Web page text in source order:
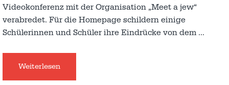
Videokonferenz mit der Organisation „Meet a jew“
verabredet. Für die Homepage schildern einige
Schülerinnen und Schüler ihre Eindrücke von dem …
Weiterlesen